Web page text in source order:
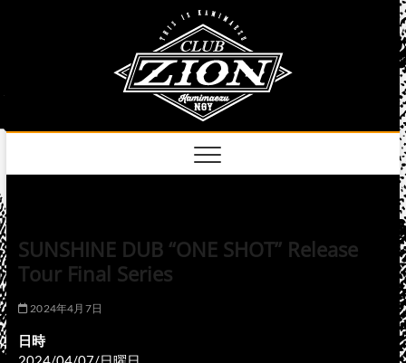
SUNSHINE DUB “ONE SHOT” Release
Tour Final Series
2024年4月7日
日時